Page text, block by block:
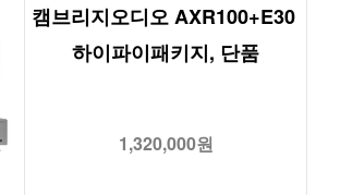
캠브리지오디오 AXR100+E30
하이파이패키지, 단품
1,320,000원